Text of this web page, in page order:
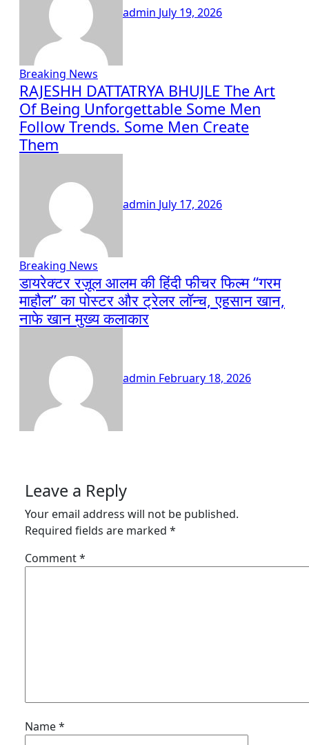
admin July 19, 2026
Breaking News
RAJESHH DATTATRYA BHUJLE The Art
Of Being Unforgettable Some Men
Follow Trends. Some Men Create
Them
admin July 17, 2026
Breaking News
डायरेक्टर रज़ूल आलम की हिंदी फीचर फिल्म “गरम
माहौल” का पोस्टर और ट्रेलर लॉन्च, एहसान खान,
नाफे खान मुख्य कलाकार
admin February 18, 2026
Leave a Reply
Your email address will not be published.
Required fields are marked *
Comment*
Name*